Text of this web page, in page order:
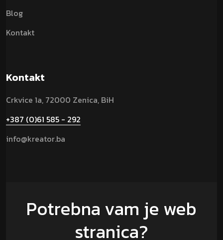
Blog
Kontakt
Kontakt
Crkvice 1a, 72000 Zenica, BiH
+387 (0)61 585 - 292
info@kreator.ba
Potrebna vam je web
stranica?